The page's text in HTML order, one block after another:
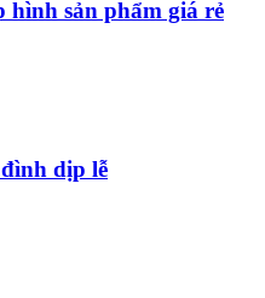
hình sản phẩm giá rẻ
dịp lễ